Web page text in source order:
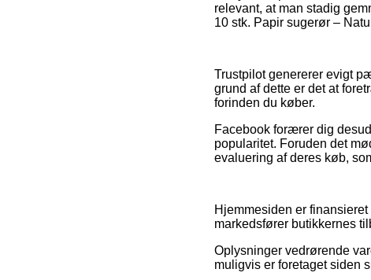
relevant, at man stadig
10 stk. Papir sugerør –
Trustpilot genererer evigt
grund af dette er det at
forinden du køber.
Facebook forærer dig
popularitet. Foruden det
evaluering af deres køb,
Hjemmesiden er
markedsfører butikkernes
Oplysninger vedrørende
muligvis er foretaget siden